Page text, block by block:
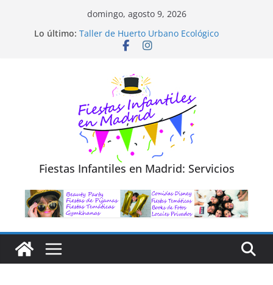
domingo, agosto 9, 2026
Lo último: Taller de Huerto Urbano Ecológico
TALLER FOTOGRAFÍA LA NATURALEZA
Trivial Virtual para niños
Fiestas Infantiles en Madrid: Servicios